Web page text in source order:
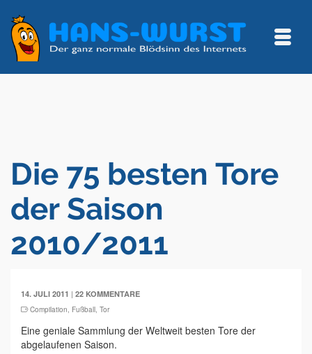
Die 75 besten Tore
der Saison
2010/2011
14. JULI 2011 | 22 KOMMENTARE
Compilation, Fußball, Tor
Eine geniale Sammlung der Weltweit besten Tore der
abgelaufenen Saison.